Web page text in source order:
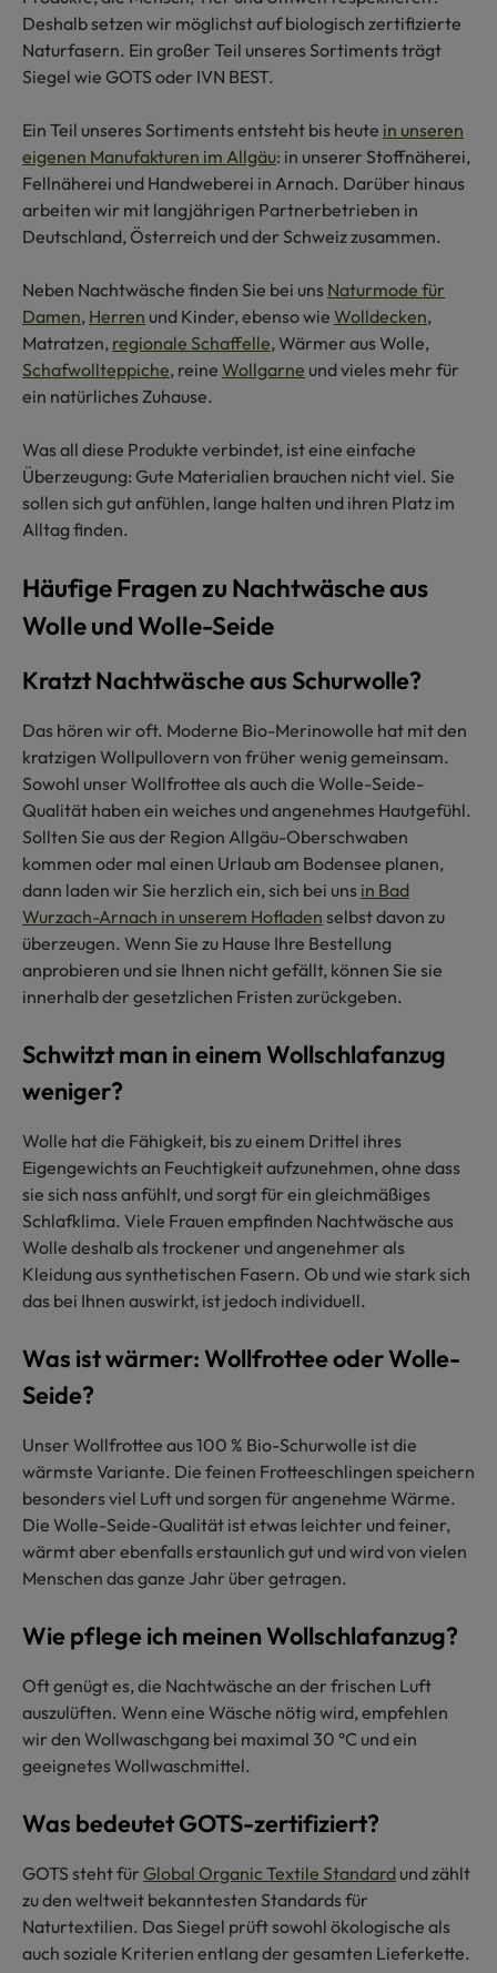
Deshalb setzen wir möglichst auf biologisch zertifizierte
Naturfasern. Ein großer Teil unseres Sortiments trägt
Siegel wie GOTS oder IVN BEST.
Ein Teil unseres Sortiments entsteht bis heute in unseren
eigenen Manufakturen im Allgäu: in unserer Stoffnäherei,
Fellnäherei und Handweberei in Arnach. Darüber hinaus
arbeiten wir mit langjährigen Partnerbetrieben in
Deutschland, Österreich und der Schweiz zusammen.
Neben Nachtwäsche finden Sie bei uns Naturmode für
Damen, Herren und Kinder, ebenso wie Wolldecken,
Matratzen, regionale Schaffelle, Wärmer aus Wolle,
Schafwollteppiche, reine Wollgarne und vieles mehr für
ein natürliches Zuhause.
Was all diese Produkte verbindet, ist eine einfache
Überzeugung: Gute Materialien brauchen nicht viel. Sie
sollen sich gut anfühlen, lange halten und ihren Platz im
Alltag finden.
Häufige Fragen zu Nachtwäsche aus
Wolle und Wolle-Seide
Kratzt Nachtwäsche aus Schurwolle?
Das hören wir oft. Moderne Bio-Merinowolle hat mit den
kratzigen Wollpullovern von früher wenig gemeinsam.
Sowohl unser Wollfrottee als auch die Wolle-Seide-
Qualität haben ein weiches und angenehmes Hautgefühl.
Sollten Sie aus der Region Allgäu-Oberschwaben
kommen oder mal einen Urlaub am Bodensee planen,
dann laden wir Sie herzlich ein, sich bei uns in Bad
Wurzach-Arnach in unserem Hofladen selbst davon zu
überzeugen. Wenn Sie zu Hause Ihre Bestellung
anprobieren und sie Ihnen nicht gefällt, können Sie sie
innerhalb der gesetzlichen Fristen zurückgeben.
Schwitzt man in einem Wollschlafanzug
weniger?
Wolle hat die Fähigkeit, bis zu einem Drittel ihres
Eigengewichts an Feuchtigkeit aufzunehmen, ohne dass
sie sich nass anfühlt, und sorgt für ein gleichmäßiges
Schlafklima. Viele Frauen empfinden Nachtwäsche aus
Wolle deshalb als trockener und angenehmer als
Kleidung aus synthetischen Fasern. Ob und wie stark sich
das bei Ihnen auswirkt, ist jedoch individuell.
Was ist wärmer: Wollfrottee oder Wolle-
Seide?
Unser Wollfrottee aus 100 % Bio-Schurwolle ist die
wärmste Variante. Die feinen Frotteeschlingen speichern
besonders viel Luft und sorgen für angenehme Wärme.
Die Wolle-Seide-Qualität ist etwas leichter und feiner,
wärmt aber ebenfalls erstaunlich gut und wird von vielen
Menschen das ganze Jahr über getragen.
Wie pflege ich meinen Wollschlafanzug?
Oft genügt es, die Nachtwäsche an der frischen Luft
auszulüften. Wenn eine Wäsche nötig wird, empfehlen
wir den Wollwaschgang bei maximal 30 °C und ein
geeignetes Wollwaschmittel.
Was bedeutet GOTS-zertifiziert?
GOTS steht für Global Organic Textile Standard und zählt
zu den weltweit bekanntesten Standards für
Naturtextilien. Das Siegel prüft sowohl ökologische als
auch soziale Kriterien entlang der gesamten Lieferkette.